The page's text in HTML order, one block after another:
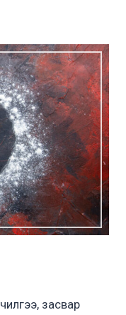
засвар